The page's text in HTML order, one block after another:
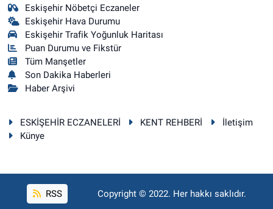
Eskişehir Nöbetçi Eczaneler
Eskişehir Hava Durumu
Eskişehir Trafik Yoğunluk Haritası
Puan Durumu ve Fikstür
Tüm Manşetler
Son Dakika Haberleri
Haber Arşivi
ESKİŞEHİR ECZANELERİ KENT REHBERİ
İletişim
Künye
RSS Copyright © 2022. Her hakkı saklıdır.